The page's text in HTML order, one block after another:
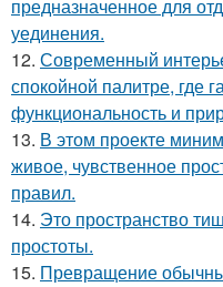
предназначенное для
уединения.
12. Современный
спокойной палитре, где
функциональность и
13. В этом проекте
живое, чувственное
правил.
14. Это пространство
простоты.
15. Превращение